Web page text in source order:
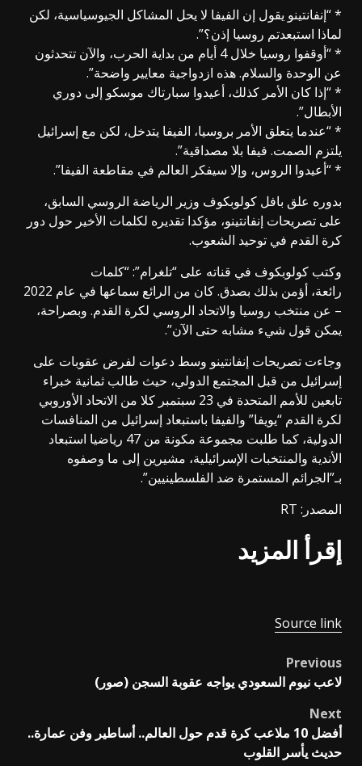
* “إنفانتينو يقول إن الفيفا لا يحل المشاكل الجيوسياسية، لكن
لماذا استبعدتم روسيا إذن؟”.
* “أوقفوا روسيا خلال 4 أيام من بداية الحرب، والآن تتحدثون
عن الوحدة والسلام. هذه ازدواجية معايير واضحة”.
* “إذا كان الأمر كذلك، أعيدوا سبارتاك موسكو إلى دوري
الأبطال”.
* “عندما يتعلق الأمر بروسيا، الفيفا يتدخل، لكن مع إسرائيل
يلتزم الصمت. فيفا بلا مصداقية”.
* “أعيدوا الروس، وإلا سيفكر العالم في مقاطعة الفيفا”.
بدوره علق بافل كولوبكوف وزير الرياضة الروسي السابق،
على تصريحات إنفانتينو، مؤكدا تقديره لكلمات الأخير حول دور
كرة القدم في توحيد الشعوب.
وكتب كولوبكوف في قناته على “تلغرام”: “كلمات
رائعة، أؤمن بذلك بصدق. كان من الرائع سماعها في عام 2022
– عن منتخب روسيا والاتحاد الروسي لكرة القدم. وبصراحة،
يمكن قول شيء مشابه حتى الآن”.
وجاءت تصريحات إنفانتينو وسط دعوات لفرض عقوبات على
إسرائيل من قبل المجتمع الدولي، حيث طالب ثمانية خبراء
تابعين للأمم المتحدة في 23 سبتمبر كلا من الاتحاد الأوروبي
لكرة القدم “يويفا” والفيفا باستبعاد إسرائيل من المنافسات
الدولية، كما طلبت مجموعة مكونة من 47 رياضيا استبعاد
الأندية والمنتخبات الإسرائيلية، مشيرين إلى ما وصفوه
بـ”الجرائم المستمرة ضد الفلسطينيين”.
المصدر: RT
إقرأ المزيد
Source link
Post
navigation
Previous
لاعب نيوم السعودي يواجه عقوبة السجن (صور)
Next
أفضل 10 ملاعب كرة قدم حول العالم.. أساطير وفن عمارة..
حديث يأسر القلوب